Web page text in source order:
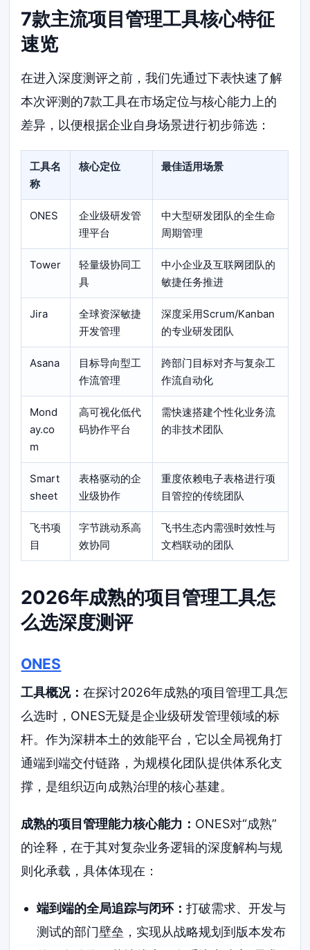
7款主流项目管理工具核心特征
速览
在进入深度测评之前，我们先通过下表快速了解
本次评测的7款工具在市场定位与核心能力上的
差异，以便根据企业自身场景进行初步筛选：
工具名
称
核心定位 最佳适用场景
ONES
企业级研发管
理平台
中大型研发团队的全生命
周期管理
Tower
轻量级协同工
具
中小企业及互联网团队的
敏捷任务推进
Jira
全球资深敏捷
开发管理
深度采用Scrum/Kanban
的专业研发团队
Asana
目标导向型工
作流管理
跨部门目标对齐与复杂工
作流自动化
Mond
ay.co
m
高可视化低代
码协作平台
需快速搭建个性化业务流
的非技术团队
Smart
sheet
表格驱动的企
业级协作
重度依赖电子表格进行项
目管控的传统团队
飞书项
目
字节跳动系高
效协同
飞书生态内需强时效性与
文档联动的团队
2026年成熟的项目管理工具怎
么选深度测评
ONES
工具概况：在探讨2026年成熟的项目管理工具怎
么选时，ONES无疑是企业级研发管理领域的标
杆。作为深耕本土的效能平台，它以全局视角打
通端到端交付链路，为规模化团队提供体系化支
撑，是组织迈向成熟治理的核心基建。
成熟的项目管理能力核心能力： ONES对“成熟”
的诠释，在于其对复杂业务逻辑的深度解构与规
则化承载，具体体现在：
端到端的全局追踪与闭环： 打破需求、开发与
测试的部门壁垒，实现从战略规划到版本发布